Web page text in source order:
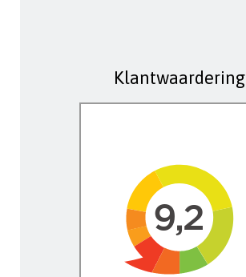
Klantwaardering